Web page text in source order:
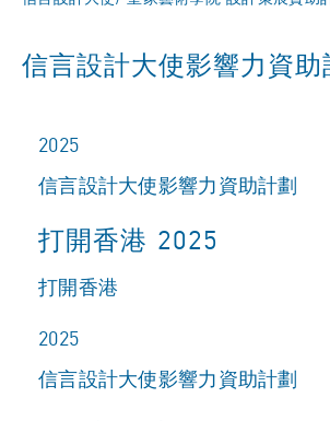
信言設計大使影響力資助
2025
信言設計大使影響力資助計劃
打開香港 2025
打開香港
2025
信言設計大使影響力資助計劃